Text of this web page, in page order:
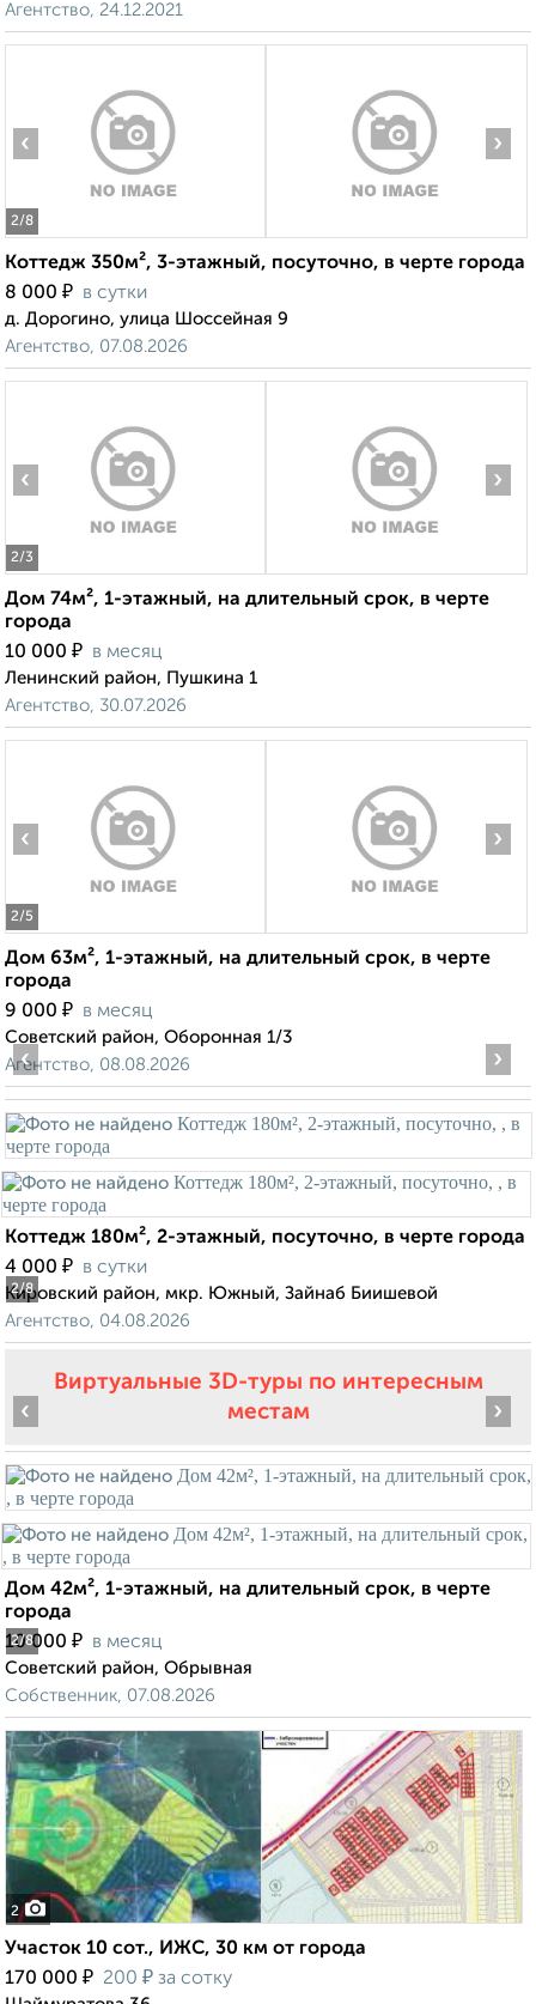
Агентство, 24.12.2021
2/8
‹ ›
Коттедж 350м², 3-этажный, посуточно, в черте города
8 000 ₽ в сутки
д. Дорогино, улица Шоссейная 9
Агентство, 07.08.2026
2/3
‹ ›
Дом 74м², 1-этажный, на длительный срок, в черте
города
10 000 ₽ в месяц
Ленинский район, Пушкина 1
Агентство, 30.07.2026
2/5
‹ ›
Дом 63м², 1-этажный, на длительный срок, в черте
города
9 000 ₽ в месяц
Советский район, Оборонная 1/3
Агентство, 08.08.2026
2/8
‹ ›
Коттедж 180м², 2-этажный, посуточно, в черте города
4 000 ₽ в сутки
Кировский район, мкр. Южный, Зайнаб Биишевой
Агентство, 04.08.2026
Виртуальные 3D-туры по интересным
местам
2/8
‹ ›
Дом 42м², 1-этажный, на длительный срок, в черте
города
10 000 ₽ в месяц
Советский район, Обрывная
Собственник, 07.08.2026
2
Участок 10 сот., ИЖС, 30 км от города
170 000 ₽ 200 ₽ за сотку